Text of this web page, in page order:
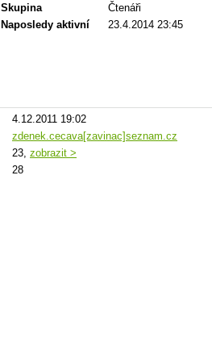
Skupina
Čtenáři
Naposledy aktivní
23.4.2014 23:45
4.12.2011 19:02
zdenek.cecava[zavinac]seznam.cz
23, zobrazit >
28